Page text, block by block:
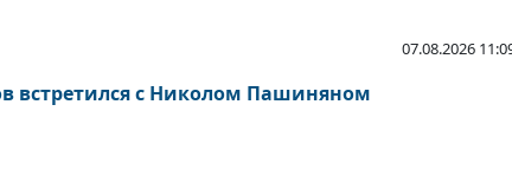
07.08.2026
встретился с Николом Пашиняном